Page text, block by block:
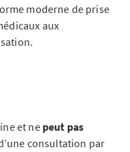
moderne de prise
aux
et ne peut pas
consultation par